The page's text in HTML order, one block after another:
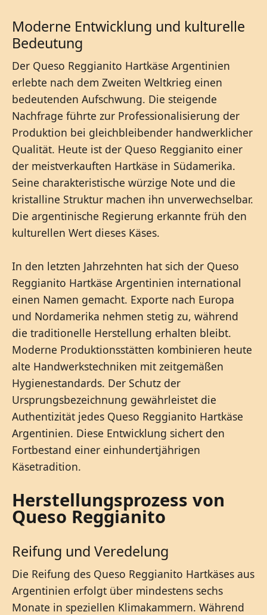
Moderne Entwicklung und kulturelle
Bedeutung
Der Queso Reggianito Hartkäse Argentinien
erlebte nach dem Zweiten Weltkrieg einen
bedeutenden Aufschwung. Die steigende
Nachfrage führte zur Professionalisierung der
Produktion bei gleichbleibender handwerklicher
Qualität. Heute ist der Queso Reggianito einer
der meistverkauften Hartkäse in Südamerika.
Seine charakteristische würzige Note und die
kristalline Struktur machen ihn unverwechselbar.
Die argentinische Regierung erkannte früh den
kulturellen Wert dieses Käses.
In den letzten Jahrzehnten hat sich der Queso
Reggianito Hartkäse Argentinien international
einen Namen gemacht. Exporte nach Europa
und Nordamerika nehmen stetig zu, während
die traditionelle Herstellung erhalten bleibt.
Moderne Produktionsstätten kombinieren heute
alte Handwerkstechniken mit zeitgemäßen
Hygienestandards. Der Schutz der
Ursprungsbezeichnung gewährleistet die
Authentizität jedes Queso Reggianito Hartkäse
Argentinien. Diese Entwicklung sichert den
Fortbestand einer einhundertjährigen
Käsetradition.
Herstellungsprozess von
Queso Reggianito
Reifung und Veredelung
Die Reifung des Queso Reggianito Hartkäses aus
Argentinien erfolgt über mindestens sechs
Monate in speziellen Klimakammern. Während